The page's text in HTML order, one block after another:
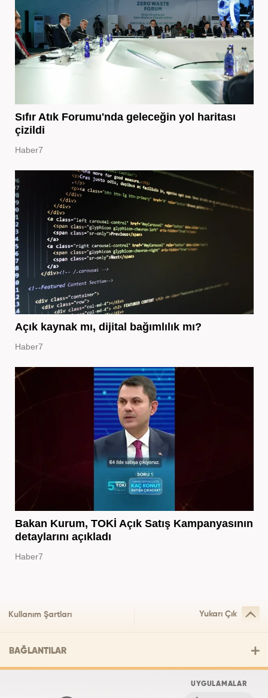
Sıfır Atık Forumu'nda geleceğin yol haritası
çizildi
Haber7
Açık kaynak mı, dijital bağımlılık mı?
Haber7
Bakan Kurum, TOKİ Açık Satış Kampanyasının
detaylarını açıkladı
Haber7
Kullanım Şartları Yukarı Çık
BAĞLANTILAR
UYGULAMALAR